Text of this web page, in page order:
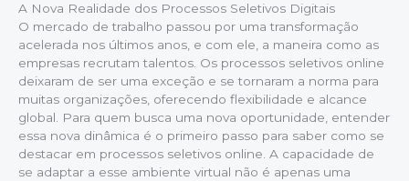
A Nova Realidade dos Processos Seletivos Digitais
O mercado de trabalho passou por uma transformação
acelerada nos últimos anos, e com ele, a maneira como as
empresas recrutam talentos. Os processos seletivos online
deixaram de ser uma exceção e se tornaram a norma para
muitas organizações, oferecendo flexibilidade e alcance
global. Para quem busca uma nova oportunidade, entender
essa nova dinâmica é o primeiro passo para saber como se
destacar em processos seletivos online. A capacidade de
se adaptar a esse ambiente virtual não é apenas uma